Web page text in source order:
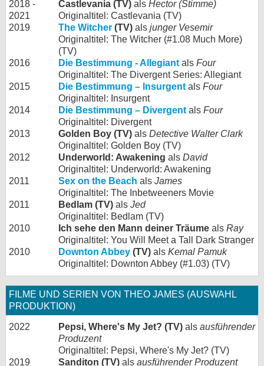
2018 -
2021
Castlevania (TV) als Hector (Stimme)
Originaltitel: Castlevania (TV)
2019
The Witcher (TV) als junger Vesemir
Originaltitel: The Witcher (#1.08 Much More)
(TV)
2016
Die Bestimmung - Allegiant als Four
Originaltitel: The Divergent Series: Allegiant
2015
Die Bestimmung – Insurgent als Four
Originaltitel: Insurgent
2014
Die Bestimmung – Divergent als Four
Originaltitel: Divergent
2013
Golden Boy (TV) als Detective Walter Clark
Originaltitel: Golden Boy (TV)
2012
Underworld: Awakening als David
Originaltitel: Underworld: Awakening
2011
Sex on the Beach als James
Originaltitel: The Inbetweeners Movie
2011
Bedlam (TV) als Jed
Originaltitel: Bedlam (TV)
2010
Ich sehe den Mann deiner Träume als Ray
Originaltitel: You Will Meet a Tall Dark Stranger
2010
Downton Abbey (TV) als Kemal Pamuk
Originaltitel: Downton Abbey (#1.03) (TV)
FILME UND SERIEN VON THEO JAMES (AUSWAHL
PRODUKTION)
2022 Pepsi, Where's My Jet? (TV) als ausführender
Produzent
Originaltitel: Pepsi, Where's My Jet? (TV)
2019
Sanditon (TV) als ausführender Produzent